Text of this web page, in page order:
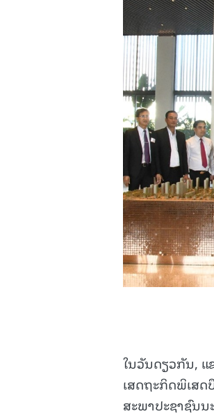
ໃນວັນດຽວກັນ,
ເສດຖະກິດພິເສ
ສະພາປະຊາຊົນ